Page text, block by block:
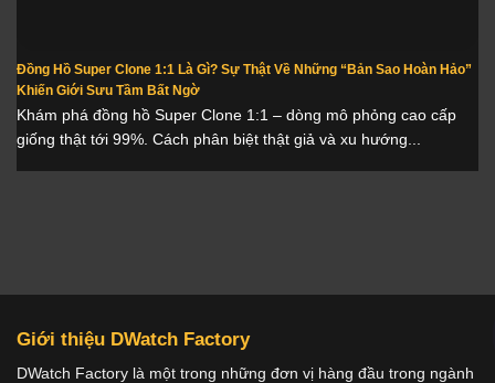
Đồng Hồ Super Clone 1:1 Là Gì? Sự Thật Về Những “Bản Sao Hoàn Hảo”
Khiến Giới Sưu Tầm Bất Ngờ
Khám phá đồng hồ Super Clone 1:1 – dòng mô phỏng cao cấp
giống thật tới 99%. Cách phân biệt thật giả và xu hướng...
Giới thiệu DWatch Factory
DWatch Factory là một trong những đơn vị hàng đầu trong ngành